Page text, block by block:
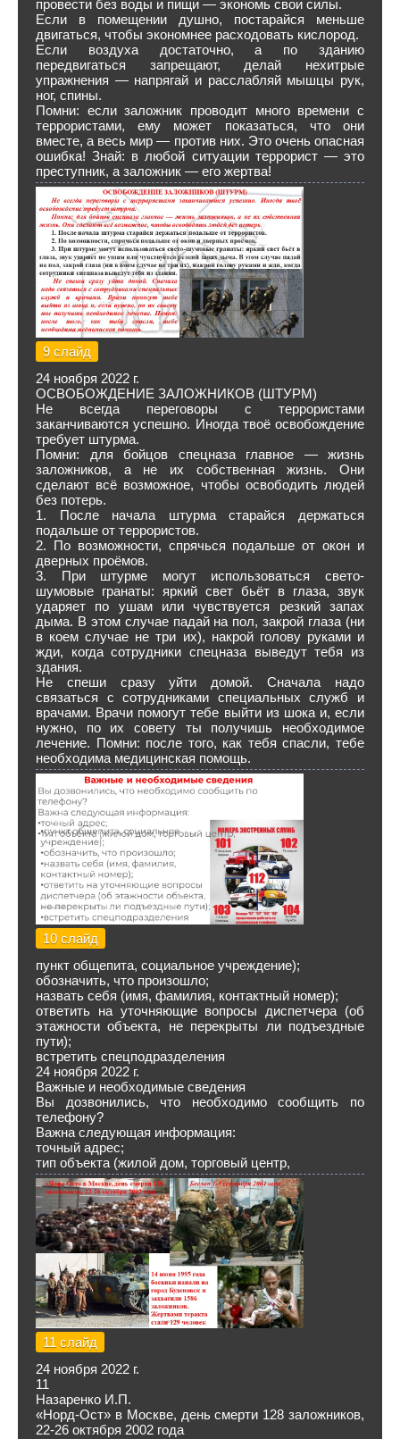
провести без воды и пищи — экономь свои силы.
Если в помещении душно, постарайся меньше
двигаться, чтобы экономнее расходовать кислород.
Если воздуха достаточно, а по зданию
передвигаться запрещают, делай нехитрые
упражнения — напрягай и расслабляй мышцы рук,
ног, спины.
Помни: если заложник проводит много времени с
террористами, ему может показаться, что они
вместе, а весь мир — против них. Это очень опасная
ошибка! Знай: в любой ситуации террорист — это
преступник, а заложник — его жертва!
9 слайд
24 ноября 2022 г.
ОСВОБОЖДЕНИЕ ЗАЛОЖНИКОВ (ШТУРМ)
Не всегда переговоры с террористами
заканчиваются успешно. Иногда твоё освобождение
требует штурма.
Помни: для бойцов спецназа главное — жизнь
заложников, а не их собственная жизнь. Они
сделают всё возможное, чтобы освободить людей
без потерь.
1. После начала штурма старайся держаться
подальше от террористов.
2. По возможности, спрячься подальше от окон и
дверных проёмов.
3. При штурме могут использоваться свето-
шумовые гранаты: яркий свет бьёт в глаза, звук
ударяет по ушам или чувствуется резкий запах
дыма. В этом случае падай на пол, закрой глаза (ни
в коем случае не три их), накрой голову руками и
жди, когда сотрудники спецназа выведут тебя из
здания.
Не спеши сразу уйти домой. Сначала надо
связаться с сотрудниками специальных служб и
врачами. Врачи помогут тебе выйти из шока и, если
нужно, по их совету ты получишь необходимое
лечение. Помни: после того, как тебя спасли, тебе
необходима медицинская помощь.
10 слайд
пункт общепита, социальное учреждение);
обозначить, что произошло;
назвать себя (имя, фамилия, контактный номер);
ответить на уточняющие вопросы диспетчера (об
этажности объекта, не перекрыты ли подъездные
пути);
встретить спецподразделения
24 ноября 2022 г.
Важные и необходимые сведения
Вы дозвонились, что необходимо сообщить по
телефону?
Важна следующая информация:
точный адрес;
тип объекта (жилой дом, торговый центр,
11 слайд
24 ноября 2022 г.
11
Назаренко И.П.
«Норд-Ост» в Москве, день смерти 128 заложников,
22-26 октября 2002 года